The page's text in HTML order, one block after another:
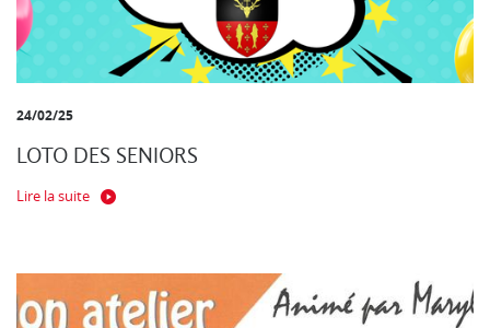
24/02/25
LOTO DES SENIORS
Lire la suite